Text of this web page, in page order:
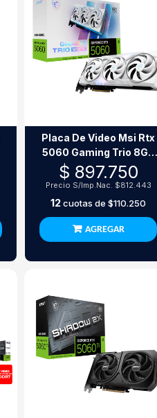
Placa De Video Msi Rtx
5060 Gaming Trio 8Gb
Oc White
$ 897.750
Precio S/Imp.Nac. $812.443
12cuotas de $110.250
AGREGAR